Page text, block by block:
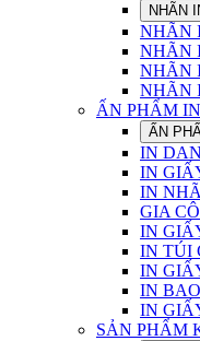
NHÃN
NHÃN
NHÃN
NHÃN
NHÃN
ẤN PHẨM
ẤN
IN
IN
IN
GIA
IN
IN TÚI
IN
IN
IN
SẢN PHẨM